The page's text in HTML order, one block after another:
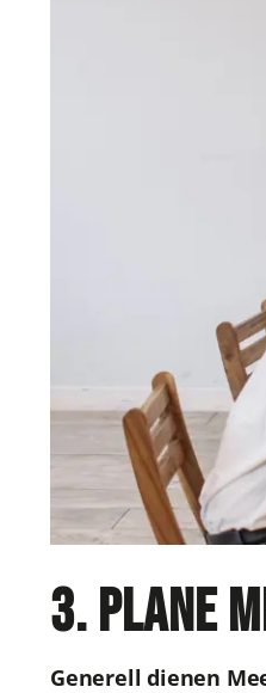
3. Plane
Generell dienen